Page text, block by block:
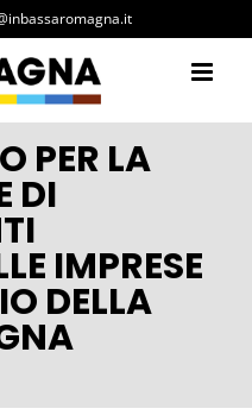
PER LA
DI
IMPRESE
DELLA